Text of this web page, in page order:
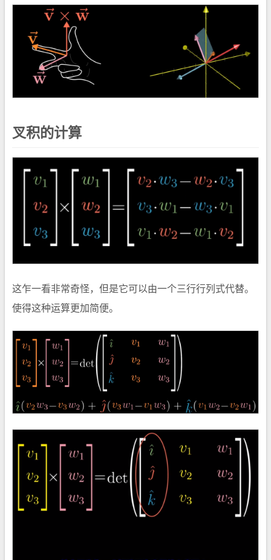
叉积的计算
这乍一看非常奇怪，但是它可以由一个三行行列式代替。
使得这种运算更加简便。